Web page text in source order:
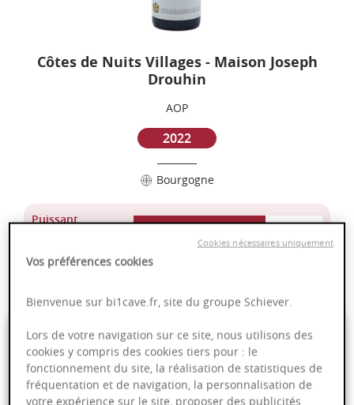
Côtes de Nuits Villages - Maison Joseph
Drouhin
AOP
2022
Bourgogne
Puissant
Epicé
43,00 €
75cl- soit57,33 €/ L
Vos préférences cookies
Bienvenue sur bi1cave.fr, site du groupe Schiever.
Lors de votre navigation sur ce site, nous utilisons des
cookies y compris des cookies tiers pour : le
fonctionnement du site, la réalisation de statistiques de
fréquentation et de navigation, la personnalisation de
votre expérience sur le site, proposer des publicités
Cookies nécessaires uniquement